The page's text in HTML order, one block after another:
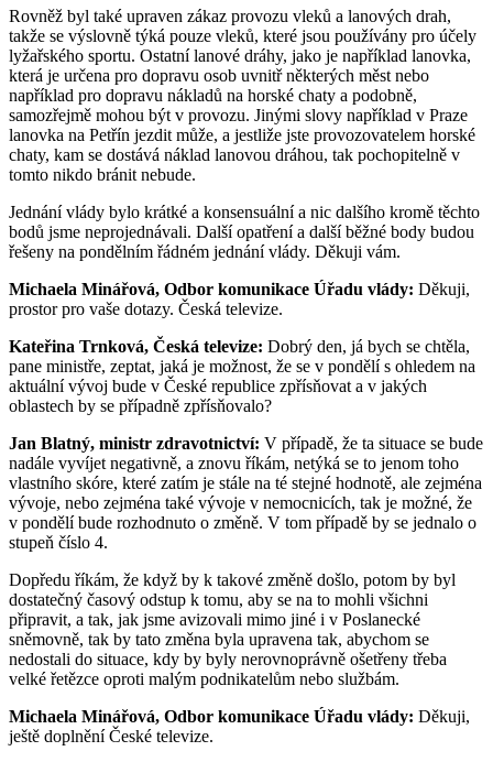
Rovněž byl také upraven zákaz provozu vleků a lanových drah,
takže se výslovně týká pouze vleků, které jsou používány pro účely
lyžařského sportu. Ostatní lanové dráhy, jako je například lanovka,
která je určena pro dopravu osob uvnitř některých měst nebo
například pro dopravu nákladů na horské chaty a podobně,
samozřejmě mohou být v provozu. Jinými slovy například v Praze
lanovka na Petřín jezdit může, a jestliže jste provozovatelem horské
chaty, kam se dostává náklad lanovou dráhou, tak pochopitelně v
tomto nikdo bránit nebude.
Jednání vlády bylo krátké a konsensuální a nic dalšího kromě těchto
bodů jsme neprojednávali. Další opatření a další běžné body budou
řešeny na pondělním řádném jednání vlády. Děkuji vám.
Michaela Minářová, Odbor komunikace Úřadu vlády: Děkuji,
prostor pro vaše dotazy. Česká televize.
Kateřina Trnková, Česká televize: Dobrý den, já bych se chtěla,
pane ministře, zeptat, jaká je možnost, že se v pondělí s ohledem na
aktuální vývoj bude v České republice zpřísňovat a v jakých
oblastech by se případně zpřísňovalo?
Jan Blatný, ministr zdravotnictví: V případě, že ta situace se bude
nadále vyvíjet negativně, a znovu říkám, netýká se to jenom toho
vlastního skóre, které zatím je stále na té stejné hodnotě, ale zejména
vývoje, nebo zejména také vývoje v nemocnicích, tak je možné, že
v pondělí bude rozhodnuto o změně. V tom případě by se jednalo o
stupeň číslo 4.
Dopředu říkám, že když by k takové změně došlo, potom by byl
dostatečný časový odstup k tomu, aby se na to mohli všichni
připravit, a tak, jak jsme avizovali mimo jiné i v Poslanecké
sněmovně, tak by tato změna byla upravena tak, abychom se
nedostali do situace, kdy by byly nerovnoprávně ošetřeny třeba
velké řetězce oproti malým podnikatelům nebo službám.
Michaela Minářová, Odbor komunikace Úřadu vlády: Děkuji,
ještě doplnění České televize.